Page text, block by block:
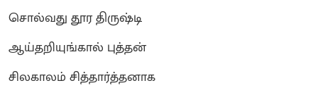
சொல்வது தூர திருஷ்டி
ஆய்தறியுங்கால் புத்தன்
சிலகாலம் சித்தார்த்தனாக